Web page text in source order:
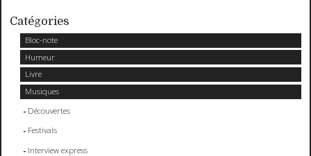
Catégories
Bloc-note
Humeur
Livre
Musiques
Découvertes
Festivals
Interview express